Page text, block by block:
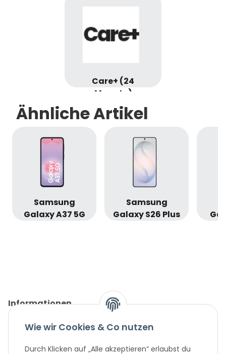
Care+ (24
Monate)
Ähnliche Artikel
Samsung
Galaxy A37 5G
Samsung
Galaxy S26 Plus
Informationen
Gesetzliche Informationen
Wie wir Cookies & Co nutzen
Durch Klicken auf „Alle akzeptieren“ erlaubst du